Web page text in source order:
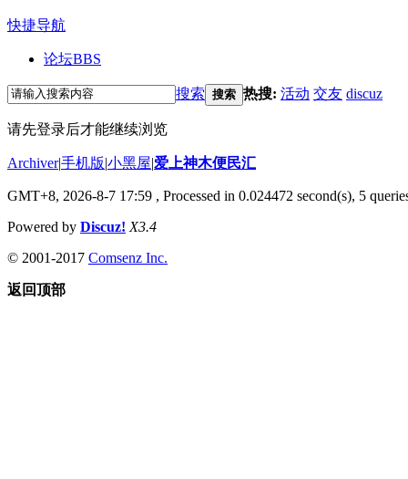
快捷导航
论坛BBS
搜索 搜索 热搜: 活动 交友 discuz
请先登录后才能继续浏览
Archiver|手机版|小黑屋|爱上神木便民汇
GMT+8, 2026-8-7 17:59 , Processed in 0.024472 second(s), 5
Powered by Discuz! X3.4
© 2001-2017 Comsenz Inc.
返回顶部